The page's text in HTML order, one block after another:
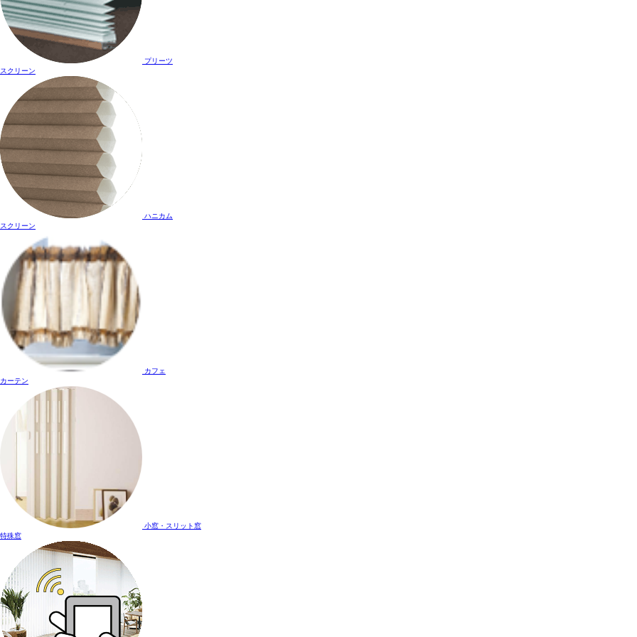
プリーツ
スクリーン
ハニカム
スクリーン
カフェ
カーテン
小窓・スリット窓
特殊窓